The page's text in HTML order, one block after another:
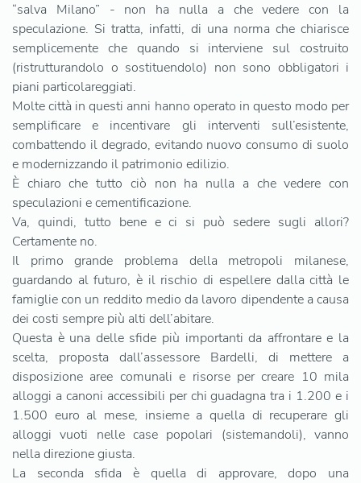
“salva Milano” - non ha nulla a che vedere con la
speculazione. Si tratta, infatti, di una norma che chiarisce
semplicemente che quando si interviene sul costruito
(ristrutturandolo o sostituendolo) non sono obbligatori i
piani particolareggiati.
Molte città in questi anni hanno operato in questo modo per
semplificare e incentivare gli interventi sull’esistente,
combattendo il degrado, evitando nuovo consumo di suolo
e modernizzando il patrimonio edilizio.
È chiaro che tutto ciò non ha nulla a che vedere con
speculazioni e cementificazione.
Va, quindi, tutto bene e ci si può sedere sugli allori?
Certamente no.
Il primo grande problema della metropoli milanese,
guardando al futuro, è il rischio di espellere dalla città le
famiglie con un reddito medio da lavoro dipendente a causa
dei costi sempre più alti dell’abitare.
Questa è una delle sfide più importanti da affrontare e la
scelta, proposta dall’assessore Bardelli, di mettere a
disposizione aree comunali e risorse per creare 10 mila
alloggi a canoni accessibili per chi guadagna tra i 1.200 e i
1.500 euro al mese, insieme a quella di recuperare gli
alloggi vuoti nelle case popolari (sistemandoli), vanno
nella direzione giusta.
La seconda sfida è quella di approvare, dopo una